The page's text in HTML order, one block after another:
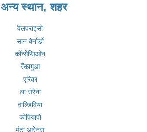
अन्य स्थान, शहर
वैलपराइसो
सान बेर्नार्डो
कॉन्सेप्सिओन
रैंकागुआ
एरिका
ला सेरेना
वाल्डिविया
कोपियापो
पुंटा आरेनस